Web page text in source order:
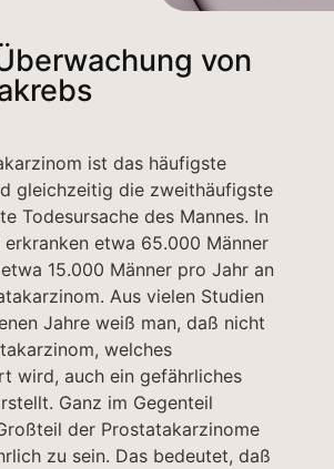
von
ist das häufigste
gleichzeitig die zweithäufigste
Todesursache des Mannes. In
erkranken etwa 65.000 Männer
15.000 Männer pro Jahr an
Aus vielen Studien
Jahre weiß man, daß nicht
welches
wird, auch ein gefährliches
Ganz im Gegenteil
der Prostatakarzinome
zu sein. Das bedeutet, daß